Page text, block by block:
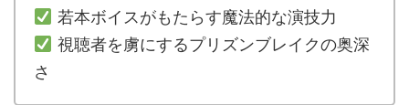
若本ボイスがもたらす魔法的な演技力
視聴者を虜にするプリズンブレイクの奥深
さ